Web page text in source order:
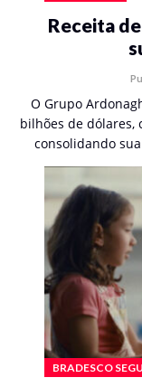
Receita
O Grupo
bilhões de dólares,
consolidando
BRADESCO